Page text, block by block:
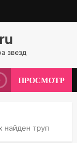
звезд
ПРОСМОТР
найден труп